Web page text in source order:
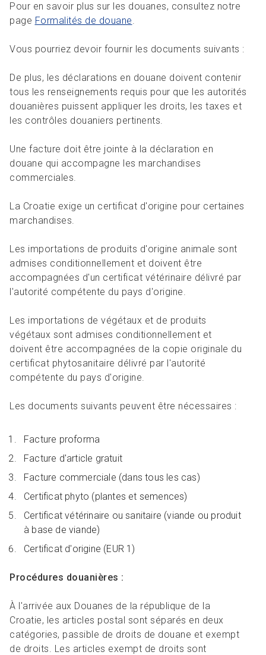
Pour en savoir plus sur les douanes, consultez notre
page Formalités de douane.
Vous pourriez devoir fournir les documents suivants :
De plus, les déclarations en douane doivent contenir
tous les renseignements requis pour que les autorités
douanières puissent appliquer les droits, les taxes et
les contrôles douaniers pertinents.
Une facture doit être jointe à la déclaration en
douane qui accompagne les marchandises
commerciales.
La Croatie exige un certificat d'origine pour certaines
marchandises.
Les importations de produits d'origine animale sont
admises conditionnellement et doivent être
accompagnées d'un certificat vétérinaire délivré par
l'autorité compétente du pays d'origine.
Les importations de végétaux et de produits
végétaux sont admises conditionnellement et
doivent être accompagnées de la copie originale du
certificat phytosanitaire délivré par l'autorité
compétente du pays d'origine.
Les documents suivants peuvent être nécessaires :
Facture proforma
Facture d'article gratuit
Facture commerciale (dans tous les cas)
Certificat phyto (plantes et semences)
Certificat vétérinaire ou sanitaire (viande ou produit
à base de viande)
Certificat d'origine (EUR 1)
Procédures douanières :
À l'arrivée aux Douanes de la république de la
Croatie, les articles postal sont séparés en deux
catégories, passible de droits de douane et exempt
de droits. Les articles exempt de droits sont